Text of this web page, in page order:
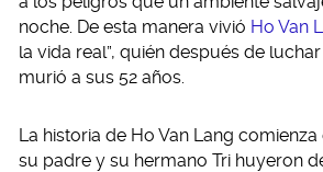
noche. De esta manera vivió Ho Van
la vida real”, quién después de
murió a sus 52 años.
La historia de Ho Van Lang comienza
su padre y su hermano Tri huyeron